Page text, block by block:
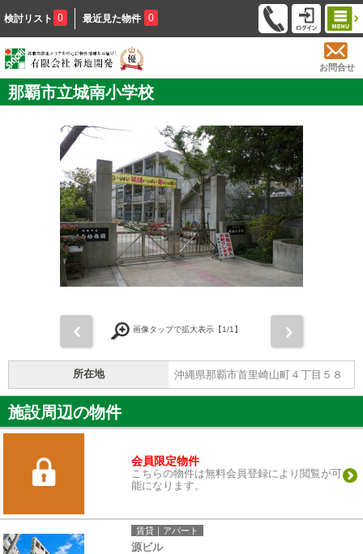
検討リスト 0 最近見た物件 0
お問合せ
那覇市立城南小学校
画像タップで拡大表示【1/1】
所在地 沖縄県那覇市首里崎山町４丁目５８
施設周辺の物件
会員限定物件
こちらの物件は無料会員登録により閲覧が可
能になります。
賃貸｜アパート
源ビル